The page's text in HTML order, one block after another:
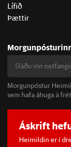
Lífið
Þættir
Morgunpóstur
sem hafa áhuga á
Áskrift
Heimildin er í